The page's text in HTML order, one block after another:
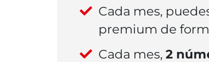
Cada mes,
premium de
Cada mes, 2